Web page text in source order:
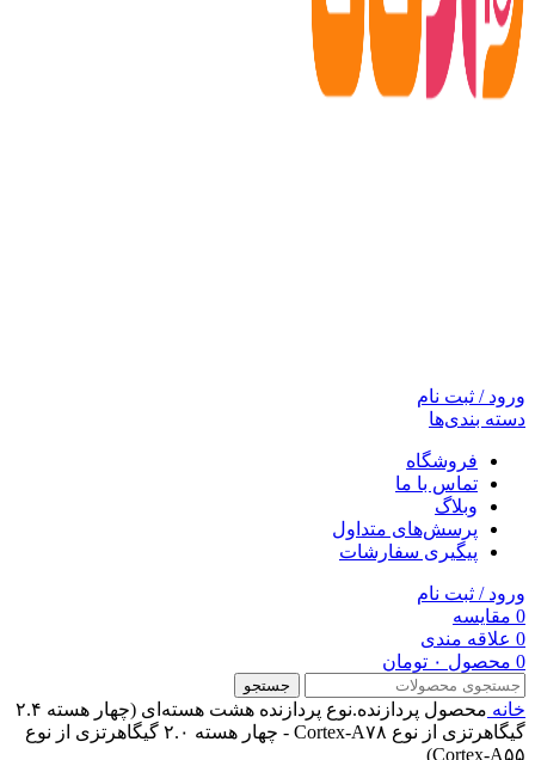
ورود / ثبت نام
دسته بندی‌ها
فروشگاه
تماس با ما
وبلاگ
پرسش‌های متداول
پیگیری سفارشات
ورود / ثبت نام
0 مقایسه
0 علاقه مندی
0 محصول ۰ تومان
جستجو
خانه محصول پردازنده.نوع پردازنده
هشت هسته‌ای (چهار هسته ۲.۴
گیگاهرتزی از نوع Cortex-A۷۸ - چهار هسته ۲.۰ گیگاهرتزی از نوع
Cortex-A۵۵)